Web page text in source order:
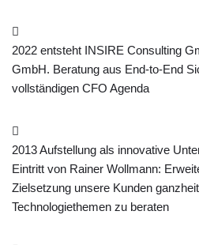
2022 entsteht INSIRE Consulting
GmbH. Beratung aus End-to-End
vollständigen CFO Agenda
2013 Aufstellung als innovative
Eintritt von Rainer Wollmann:
Zielsetzung unsere Kunden
Technologiethemen zu beraten